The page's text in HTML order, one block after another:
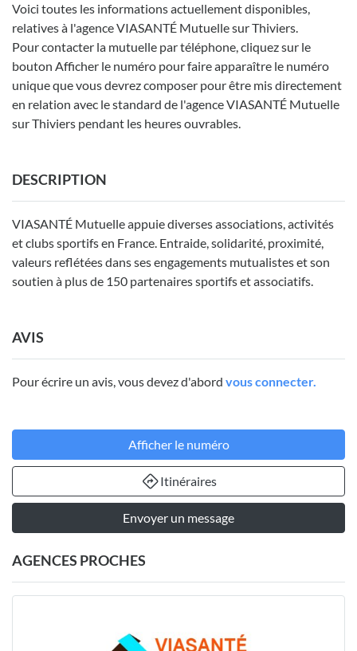
Voici toutes les informations actuellement disponibles,
relatives à l'agence VIASANTÉ Mutuelle sur Thiviers.
Pour contacter la mutuelle par téléphone, cliquez sur le
bouton Afficher le numéro pour faire apparaître le numéro
unique que vous devrez composer pour être mis directement
en relation avec le standard de l'agence VIASANTÉ Mutuelle
sur Thiviers pendant les heures ouvrables.
DESCRIPTION
VIASANTÉ Mutuelle appuie diverses associations, activités
et clubs sportifs en France. Entraide, solidarité, proximité,
valeurs reflétées dans ses engagements mutualistes et son
soutien à plus de 150 partenaires sportifs et associatifs.
AVIS
Pour écrire un avis, vous devez d'abord vous connecter.
Afficher le numéro
Itinéraires
Envoyer un message
AGENCES PROCHES